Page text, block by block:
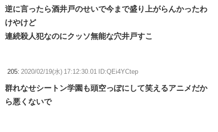
逆に言ったら酒井戸のせいで今まで盛り上がらんかったわ
けやけど
連続殺人犯なのにクッソ無能な穴井戸すこ
205: 2020/02/19(水) 17:12:30.01 ID:QEi4YCtep
群れなせシートン学園も頭空っぽにして笑えるアニメだか
ら悪くないで